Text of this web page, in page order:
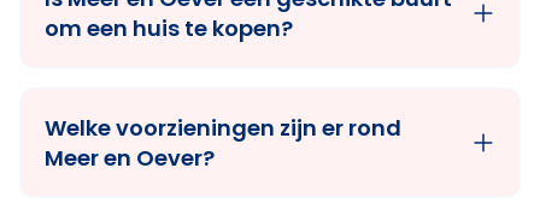
om een huis te kopen?
Welke voorzieningen zijn er rond
Meer en Oever?